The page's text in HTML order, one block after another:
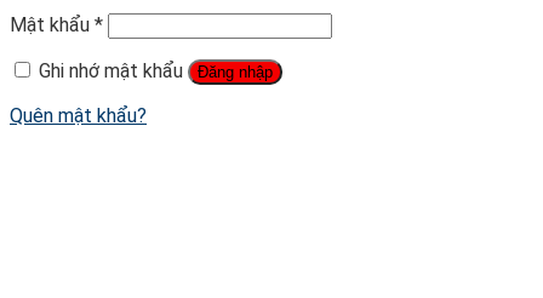
Mật khẩu *
Ghi nhớ mật khẩu
Đăng nhập
Quên mật khẩu?